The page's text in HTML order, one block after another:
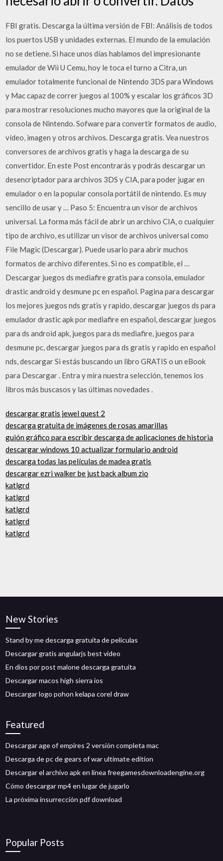
FBI gratis. Descarga la última versión de FBI: Análisis de todos
los puertos USB y unidades externas. El mundo de la emulación
no se detiene. Si hace unos días hablamos del impresionante
emulador de Wii U Cemu, hoy le toca el turno a Citra, un
emulador totalmente funcional de Nintendo 3DS para Windows
y Mac capaz de correr juegos al 100% y escalar los gráficos 3D
para mostrar resoluciones mucho mayores que la original de la
consola de Nintendo. Sofware para convertir formatos de audio,
vídeo, imagen y otros archivos. Descarga gratis. Vea nuestros
conversores de archivos gratis y haga la descarga de su
convertidor. En este Post encontrarás y podrás descargar un
desencriptador para archivos 3DS y CIA, para poder jugar en
emulador o en la popular consola portátil de nintendo. Es muy
sencillo de usar y … Paso 5: Encuentra un visor de archivos
universal. La forma más fácil de abrir un archivo CIA, o cualquier
tipo de archivo, es utilizar un visor de archivos universal como
File Magic (Descargar). Puede usarlo para abrir muchos
formatos de archivo diferentes. Si no es compatible, el …
Descargar juegos ds mediafire gratis para consola, emulador
drastic android y desmune pc en español. Pagina para descargar
los mejores juegos nds gratis y rapido, descargar juegos ds para
emulador drastic apk por mediafire en español, descargar juegos
para ds android apk, juegos para ds mediafire, juegos para
desmune pc, descargar juegos para ds gratis y rapido en español
nds, descargar Si estás buscando un libro GRATIS o un eBook
para Descargar . Entra y mira nuestra selección, tenemos los
libros más buscasos y las últimas novedades .
descargar gratis jewel quest 2
descarga gratuita de imágenes de rosas amarillas
guión gráfico para escribir descarga de aplicaciones de historia
descargar windows 10 actualizar formulario android
descarga todas las películas de madea gratis
descargar ezri walker be just back album zio
katlgrd
katlgrd
katlgrd
katlgrd
katlgrd
New Stories
Stand by me descarga gratuita de películas
Descargar gratis angularjs best video
En dios por post malone descarga gratuita
Descargar macos high sierra ios
Descargar logo pohon kelapa corel draw
Featured
Descargar age of empires 2 versión completa mac
Descarga de pc de gears of war ultimate edition
Descargar el archivo apk en línea freegamesdownloadengine.org
Cómo descargar mp4 en lugar de jugarlo
La próxima insurrección pdf download
Popular Posts